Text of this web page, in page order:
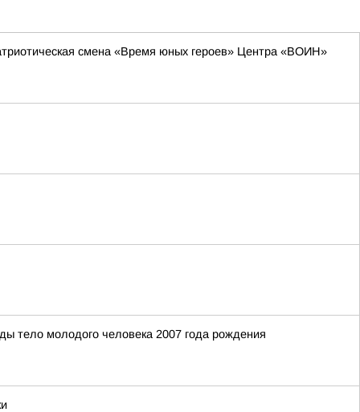
смена «Время юных героев» Центра «ВОИН»
тело молодого человека 2007 года рождения